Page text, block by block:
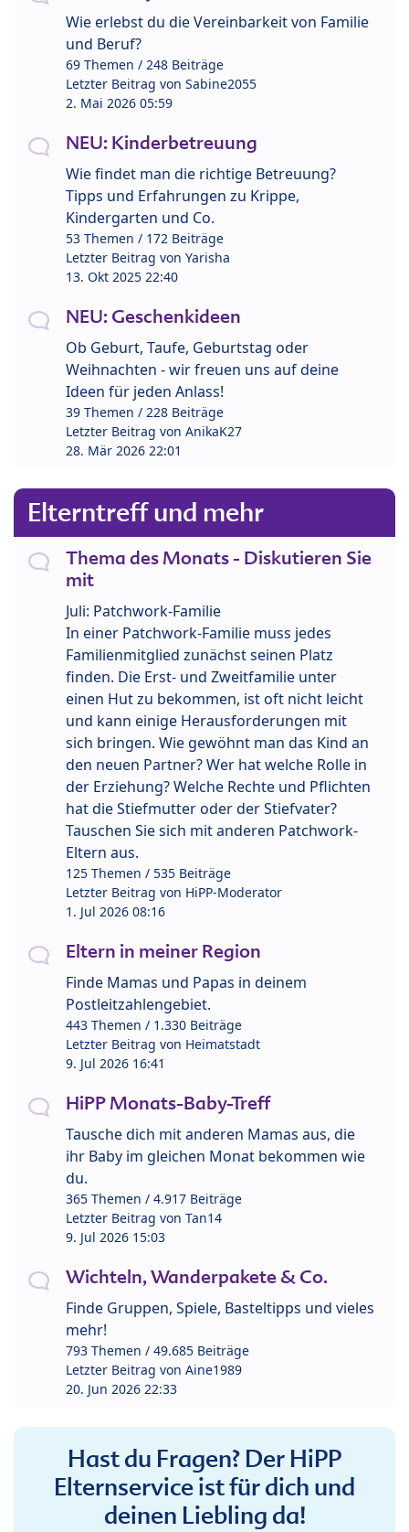
Wie erlebst du die Vereinbarkeit von Familie
und Beruf?
69 Themen / 248 Beiträge
Letzter Beitrag von Sabine2055
2. Mai 2026 05:59
NEU: Kinderbetreuung
Wie findet man die richtige Betreuung?
Tipps und Erfahrungen zu Krippe,
Kindergarten und Co.
53 Themen / 172 Beiträge
Letzter Beitrag von Yarisha
13. Okt 2025 22:40
NEU: Geschenkideen
Ob Geburt, Taufe, Geburtstag oder
Weihnachten - wir freuen uns auf deine
Ideen für jeden Anlass!
39 Themen / 228 Beiträge
Letzter Beitrag von AnikaK27
28. Mär 2026 22:01
Elterntreff und mehr
Thema des Monats - Diskutieren Sie
mit
Juli: Patchwork-Familie
In einer Patchwork-Familie muss jedes
Familienmitglied zunächst seinen Platz
finden. Die Erst- und Zweitfamilie unter
einen Hut zu bekommen, ist oft nicht leicht
und kann einige Herausforderungen mit
sich bringen. Wie gewöhnt man das Kind an
den neuen Partner? Wer hat welche Rolle in
der Erziehung? Welche Rechte und Pflichten
hat die Stiefmutter oder der Stiefvater?
Tauschen Sie sich mit anderen Patchwork-
Eltern aus.
125 Themen / 535 Beiträge
Letzter Beitrag von HiPP-Moderator
1. Jul 2026 08:16
Eltern in meiner Region
Finde Mamas und Papas in deinem
Postleitzahlengebiet.
443 Themen / 1.330 Beiträge
Letzter Beitrag von Heimatstadt
9. Jul 2026 16:41
HiPP Monats-Baby-Treff
Tausche dich mit anderen Mamas aus, die
ihr Baby im gleichen Monat bekommen wie
du.
365 Themen / 4.917 Beiträge
Letzter Beitrag von Tan14
9. Jul 2026 15:03
Wichteln, Wanderpakete & Co.
Finde Gruppen, Spiele, Basteltipps und vieles
mehr!
793 Themen / 49.685 Beiträge
Letzter Beitrag von Aine1989
20. Jun 2026 22:33
Hast du Fragen? Der HiPP
Elternservice ist für dich und
deinen Liebling da!